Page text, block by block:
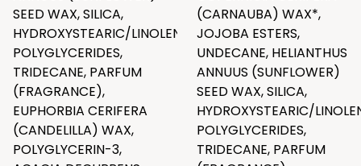
SEED WAX, SILICA,
HYDROXYSTEARIC/LINOLENIC/OLEIC
POLYGLYCERIDES,
TRIDECANE, PARFUM
(FRAGRANCE),
EUPHORBIA CERIFERA
(CANDELILLA) WAX,
POLYGLYCERIN-3,
(CARNAUBA) WAX*,
JOJOBA ESTERS,
UNDECANE, HELIANTHUS
ANNUUS (SUNFLOWER)
SEED WAX, SILICA,
HYDROXYSTEARIC/
POLYGLYCERIDES,
TRIDECANE, PARFUM